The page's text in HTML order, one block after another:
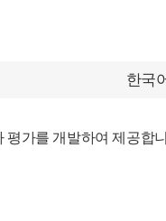
한국
평가를 개발하여 제공합